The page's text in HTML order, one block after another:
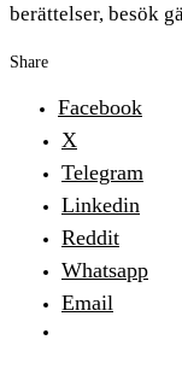
berättelser, besök
Share
Facebook
X
Telegram
Linkedin
Reddit
Whatsapp
Email